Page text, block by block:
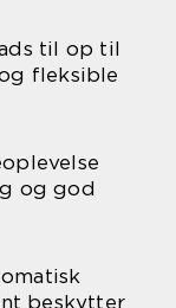
til op til
fleksible
og god
beskytter